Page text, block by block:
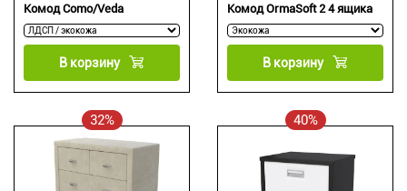
Комод Como/Veda
В корзину
Комод OrmaSoft 2 4 ящика
В корзину
32% 40%